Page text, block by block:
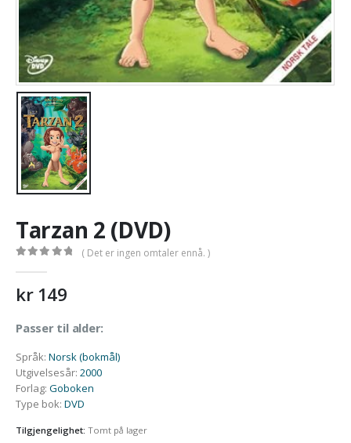
Tarzan 2 (DVD)
( Det er ingen omtaler ennå. )
kr149
Passer til alder:
Språk: Norsk (bokmål)
Utgivelsesår: 2000
Forlag: Goboken
Type bok: DVD
Tilgjengelighet: Tomt på lager